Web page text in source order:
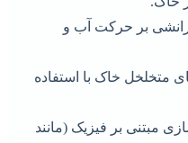
بر حرکت آب و
متخلخل خاک با استفاده
مبتنی بر فیزیک (مانند